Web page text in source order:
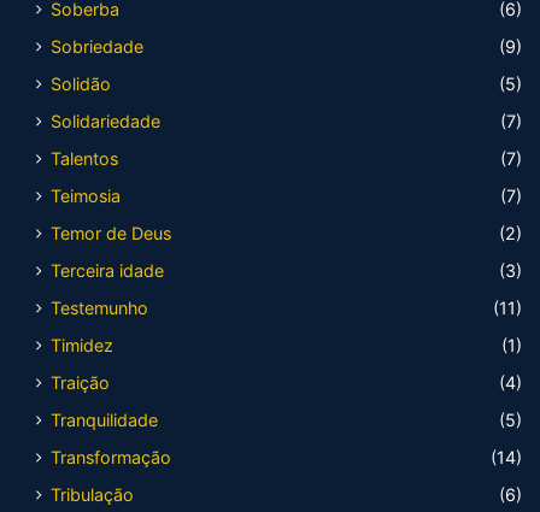
Soberba
(6)
Sobriedade
(9)
Solidão
(5)
Solidariedade
(7)
Talentos
(7)
Teimosia
(7)
Temor de Deus
(2)
Terceira idade
(3)
Testemunho
(11)
Timidez
(1)
Traição
(4)
Tranquilidade
(5)
Transformação
(14)
Tribulação
(6)